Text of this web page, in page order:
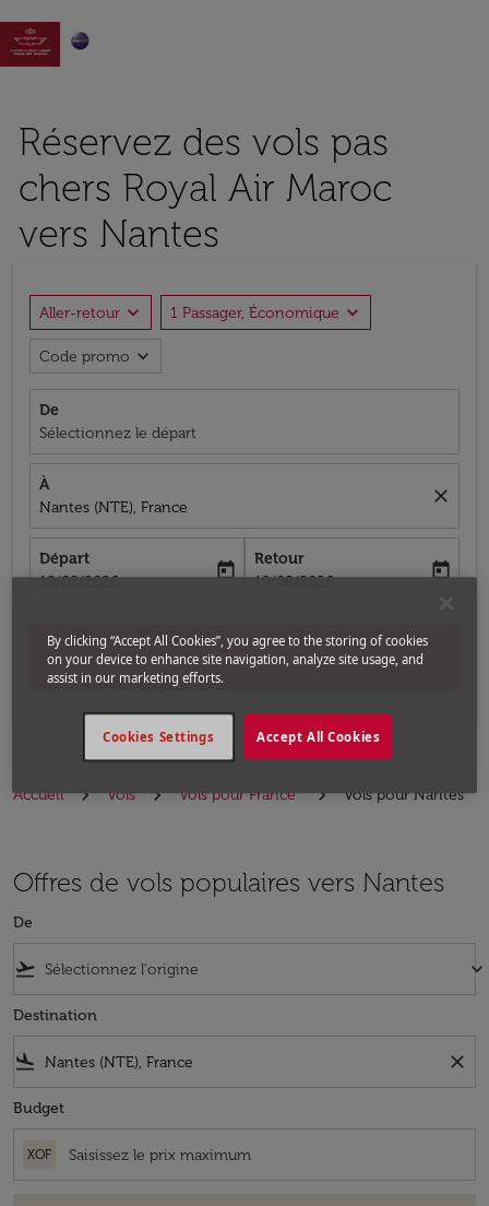

Réservez des vols pas
chers Royal Air Maroc
vers Nantes
Aller-retour expand_more 1 Passager, Économique expand_more
Code promo expand_more
De
Sélectionnez le départ
À
Nantes (NTE), France
close
Départ
fc-booking-departure-date-aria-label
12/08/2026
today
Retour
fc-booking-return-date-aria-label
19/08/2026
today
Chercher
Accueil Vols Vols pour France Vols pour Nantes
Offres de vols populaires vers Nantes
De
flight_takeoff keyboard_arrow_down
Destination
flight_land close
Budget
XOF
By clicking “Accept All Cookies”, you agree to the storing of cookies
on your device to enhance site navigation, analyze site usage, and
assist in our marketing efforts.
Accept All Cookies
Cookies Settings